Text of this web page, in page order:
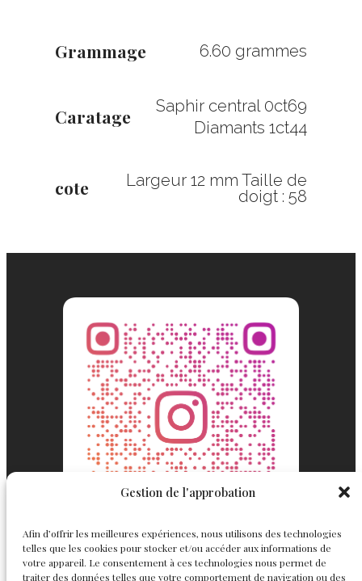
Gestion de l'approbation
Afin d’offrir les meilleures expériences, nous utilisons des technologies
telles que les cookies pour stocker et/ou accéder aux informations de
votre appareil. Le consentement à ces technologies nous permet de
traiter des données telles que votre comportement de navigation ou des
Grammage 6.60 grammes
Caratage
Saphir central 0ct69
Diamants 1ct44
cote
Largeur 12 mm Taille de
doigt : 58